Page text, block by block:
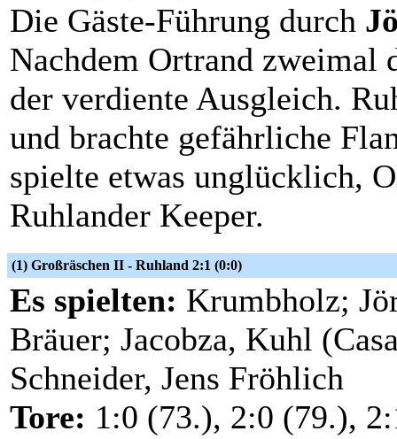
Die Gäste-Führung durch
Nachdem Ortrand zweimal
der verdiente Ausgleich.
und brachte gefährliche
spielte etwas unglücklich,
Ruhlander Keeper.
(1) Großräschen II - Ruhland 2:1 (0:0)
Es spielten: Krumbholz;
Bräuer; Jacobza, Kuhl
Schneider, Jens Fröhlich
Tore: 1:0 (73.), 2:0 (79.),